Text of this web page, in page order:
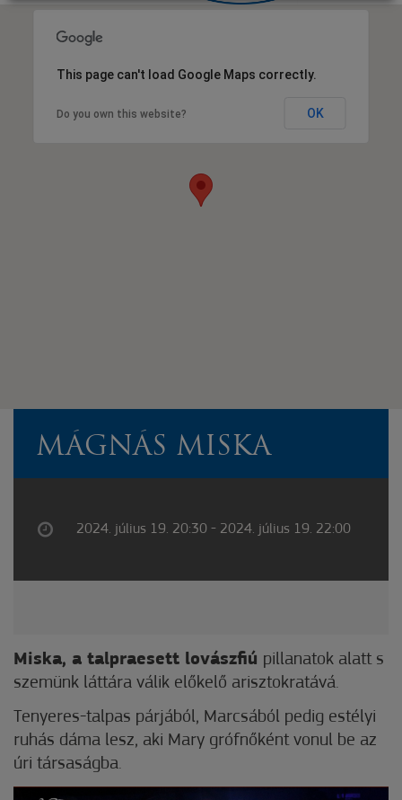
This page can't load Google Maps correctly.
Do you own this website? OK
MÁGNÁS MISKA
2024. július 19. 20:30 - 2024. július 19. 22:00
Miska, a talpraesett lovászfiú pillanatok alatt s
szemünk láttára válik előkelő arisztokratává.
Tenyeres-talpas párjából, Marcsából pedig estélyi
ruhás dáma lesz, aki Mary grófnőként vonul be az
úri társaságba.